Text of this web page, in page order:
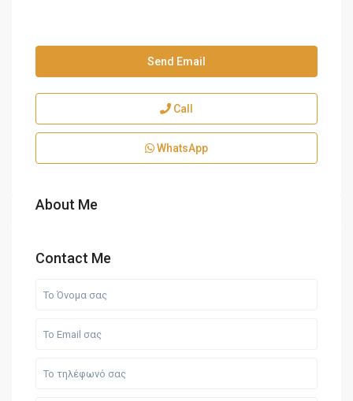
Send Email
Call
WhatsApp
About Me
Contact Me